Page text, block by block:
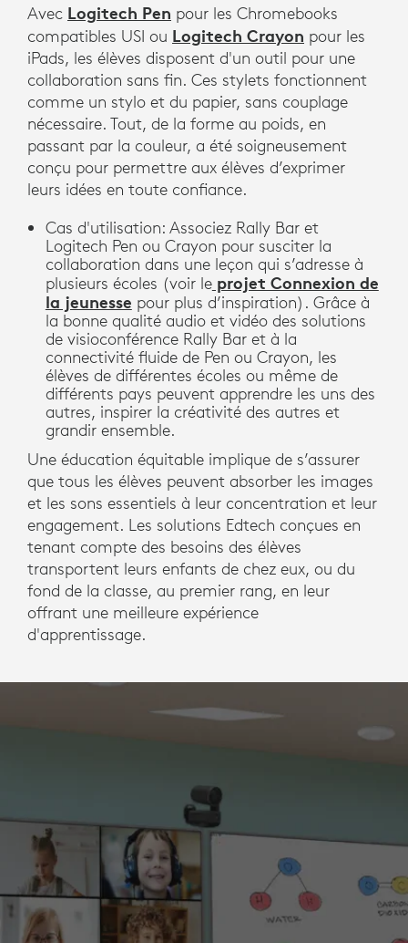
Avec Logitech Pen pour les Chromebooks
compatibles USI ou Logitech Crayon pour les
iPads, les élèves disposent d'un outil pour une
collaboration sans fin. Ces stylets fonctionnent
comme un stylo et du papier, sans couplage
nécessaire. Tout, de la forme au poids, en
passant par la couleur, a été soigneusement
conçu pour permettre aux élèves d’exprimer
leurs idées en toute confiance.
Cas d'utilisation: Associez Rally Bar et
Logitech Pen ou Crayon pour susciter la
collaboration dans une leçon qui s’adresse à
plusieurs écoles (voir leprojet Connexion de
la jeunesse pour plus d’inspiration). Grâce à
la bonne qualité audio et vidéo des solutions
de visioconférence Rally Bar et à la
connectivité fluide de Pen ou Crayon, les
élèves de différentes écoles ou même de
différents pays peuvent apprendre les uns des
autres, inspirer la créativité des autres et
grandir ensemble.
Une éducation équitable implique de s’assurer
que tous les élèves peuvent absorber les images
et les sons essentiels à leur concentration et leur
engagement. Les solutions Edtech conçues en
tenant compte des besoins des élèves
transportent leurs enfants de chez eux, ou du
fond de la classe, au premier rang, en leur
offrant une meilleure expérience
d'apprentissage.